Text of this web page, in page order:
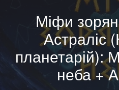
Міфи
Астраліс
планетарій):
неба +